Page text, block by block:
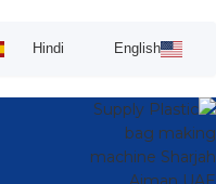
English
Hindi